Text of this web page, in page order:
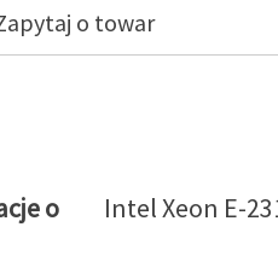
o towar
o
Intel Xeon E-